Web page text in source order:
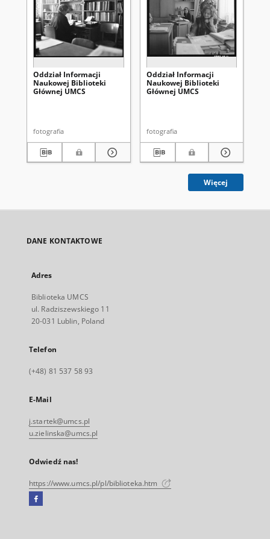
Oddział Informacji
Naukowej Biblioteki
Głównej UMCS
fotografia
Oddział Informacji
Naukowej Biblioteki
Głównej UMCS
fotografia
Więcej
DANE KONTAKTOWE
Adres
Biblioteka UMCS
ul. Radziszewskiego 11
20-031 Lublin, Poland
Telefon
(+48) 81 537 58 93
E-Mail
j.startek@umcs.pl
u.zielinska@umcs.pl
Odwiedź nas!
https://www.umcs.pl/pl/biblioteka.htm
Facebook